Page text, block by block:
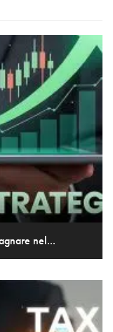
nel...